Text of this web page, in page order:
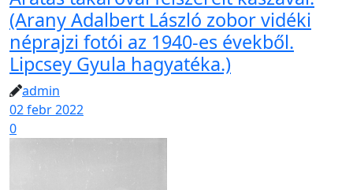
(Arany Adalbert László zobor vidéki
néprajzi fotói az 1940-es évekből.
Lipcsey Gyula hagyatéka.)
admin
02 febr 2022
0